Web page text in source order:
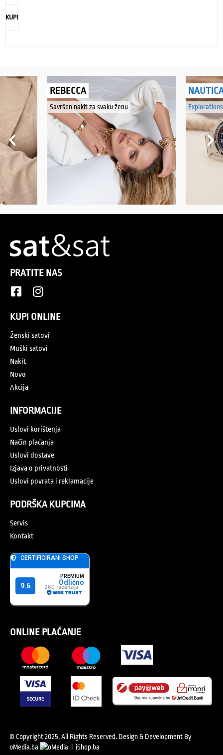
KUPI
REBECCA
Savršen nakit za svaku ženu
PRATITE NAS
KUPI ONLINE
Ženski satovi
Muški satovi
Nakit
Novo
Akcija
INFORMACIJE
Uslovi korištenja
Način plaćanja
Uslovi dostave
Izjava o privatnosti
Uslovi povrata i reklamacije
PODRŠKA KUPCIMA
Servis
Kontakt
ONLINE PLAĆANJE
© Copyright 2025. All Rights Reserved. Design & Development By
oMedia.ba
i iShop.ba